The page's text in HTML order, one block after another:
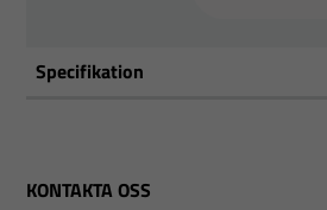
Specifikation
KONTAKTA OSS